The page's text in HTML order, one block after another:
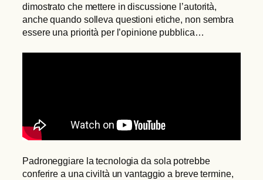
dimostrato che mettere in discussione l’autorità,
anche quando solleva questioni etiche, non sembra
essere una priorità per l’opinione pubblica…
Padroneggiare la tecnologia da sola potrebbe
conferire a una civiltà un vantaggio a breve termine,